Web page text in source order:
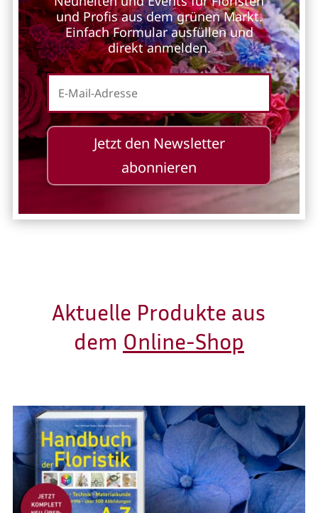
und Profis aus dem grünen Markt.
Einfach Formular ausfüllen und
direkt anmelden.
Jetzt den Newsletter
abonnieren
Aktuelle Produkte aus
dem Online-Shop